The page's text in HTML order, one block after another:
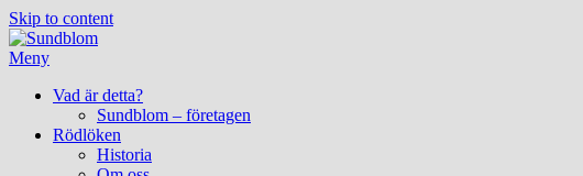
Skip to content
Meny
Vad är detta?
Sundblom – företagen
Rödlöken
Historia